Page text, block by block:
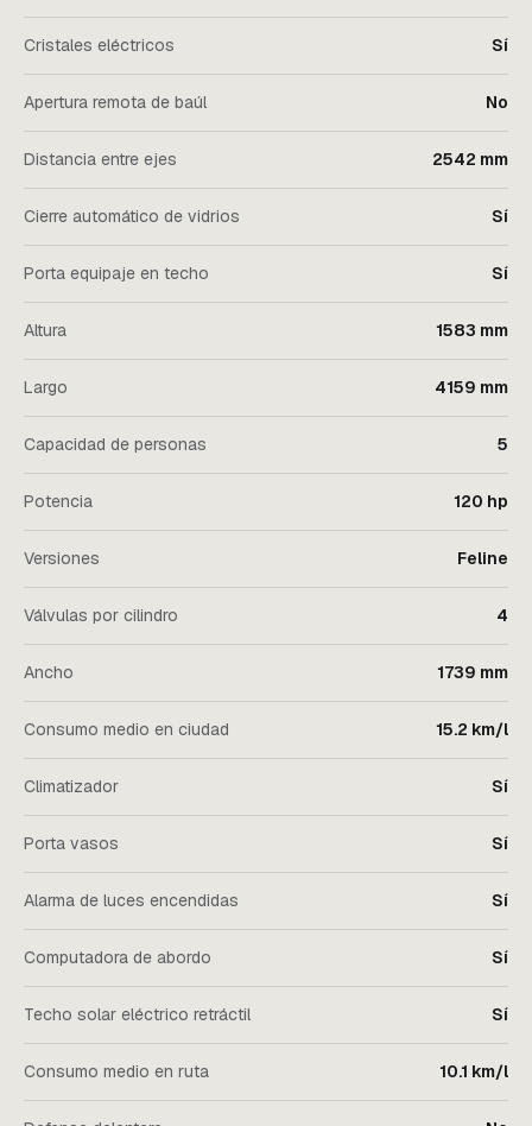
Cristales eléctricos Sí
Apertura remota de baúl No
Distancia entre ejes 2542 mm
Cierre automático de vidrios Sí
Porta equipaje en techo Sí
Altura 1583 mm
Largo 4159 mm
Capacidad de personas 5
Potencia 120 hp
Versiones Feline
Válvulas por cilindro 4
Ancho 1739 mm
Consumo medio en ciudad 15.2 km/l
Climatizador Sí
Porta vasos Sí
Alarma de luces encendidas Sí
Computadora de abordo Sí
Techo solar eléctrico retráctil Sí
Consumo medio en ruta 10.1 km/l